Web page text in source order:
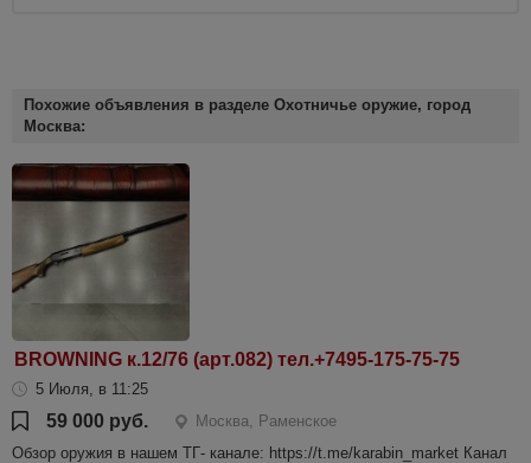
Похожие объявления в разделе Охотничье оружие, город
Москва:
BROWNING к.12/76 (арт.082) тел.+7495-175-75-75
5 Июля, в 11:25
59 000 руб.
Москва, Раменское
Обзор оружия в нашем ТГ- канале: https://t.me/karabin_market Канал